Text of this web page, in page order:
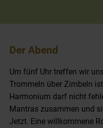
Der Abend
Um fünf Uhr treffen wir
Trommeln über Zimbeln
Harmonium darf nicht
Mantras zusammen und
Jetzt. Eine willkommene